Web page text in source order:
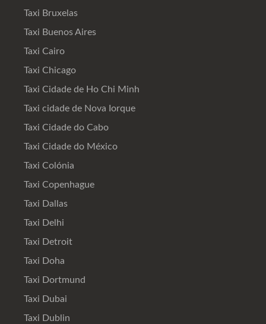
Taxi Bruxelas
Taxi Buenos Aires
Taxi Cairo
Taxi Chicago
Taxi Cidade de Ho Chi Minh
Taxi cidade de Nova Iorque
Taxi Cidade do Cabo
Taxi Cidade do México
Taxi Colónia
Taxi Copenhague
Taxi Dallas
Taxi Delhi
Taxi Detroit
Taxi Doha
Taxi Dortmund
Taxi Dubai
Taxi Dublin